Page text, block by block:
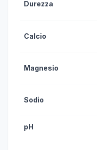
Durezza
Calcio
Magnesio
Sodio
pH